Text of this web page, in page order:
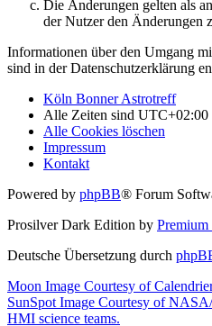
Die Änderungen gelten als
der Nutzer den Änderungen
Informationen über den Umgang
sind in der Datenschutzerklärung
Köln Bonner Astrotreff
Alle Zeiten sind UTC+02:00
Alle Cookies löschen
Impressum
Kontakt
Powered by phpBB® Forum
Prosilver Dark Edition by
Deutsche Übersetzung durch
Moon Image Courtesy of
SunSpot Image Courtesy of
HMI science teams.